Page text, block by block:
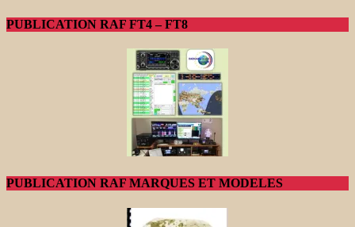
PUBLICATION RAF FT4 – FT8
PUBLICATION RAF MARQUES ET MODELES